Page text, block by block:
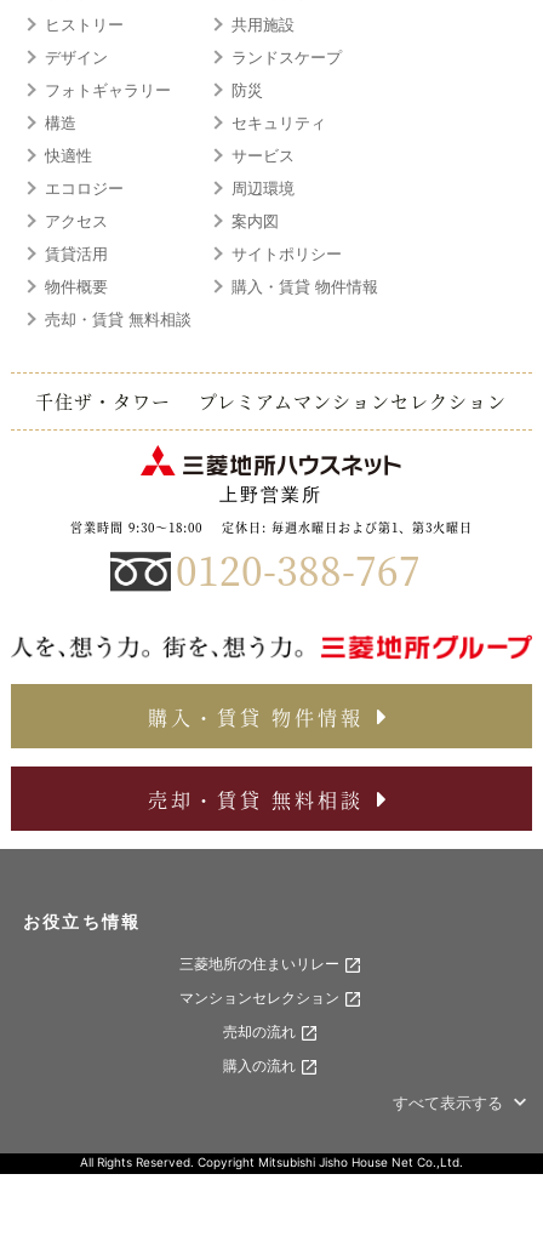
ヒストリー
共用施設
デザイン
ランドスケープ
フォトギャラリー
防災
構造
セキュリティ
快適性
サービス
エコロジー
周辺環境
アクセス
案内図
賃貸活用
サイトポリシー
物件概要
購入・賃貸 物件情報
売却・賃貸 無料相談
千住ザ・タワー プレミアムマンションセレクション
上野営業所
営業時間 9:30～18:00 定休日: 毎週水曜日および第1、第3火曜日
0120-388-767
購入・賃貸 物件情報
売却・賃貸 無料相談
お役立ち情報
三菱地所の住まいリレー
マンションセレクション
売却の流れ
購入の流れ
すべて表示する
All Rights Reserved. Copyright Mitsubishi Jisho House Net Co.,Ltd.